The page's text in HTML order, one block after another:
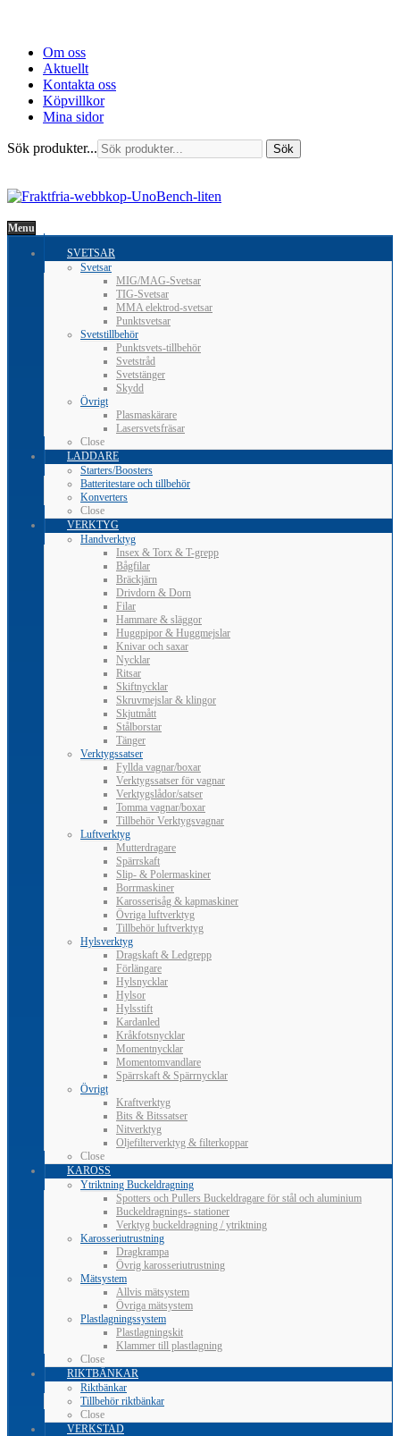
Om oss
Aktuellt
Kontakta oss
Köpvillkor
Mina sidor
Sök produkter... Sök
Menu
SVETSAR
Svetsar
MIG/MAG-Svetsar
TIG-Svetsar
MMA elektrod-svetsar
Punktsvetsar
Svetstillbehör
Punktsvets-tillbehör
Svetstråd
Svetstänger
Skydd
Övrigt
Plasmaskärare
Lasersvetsfräsar
Close
LADDARE
Starters/Boosters
Batteritestare och tillbehör
Konverters
Close
VERKTYG
Handverktyg
Insex & Torx & T-grepp
Bågfilar
Bräckjärn
Drivdorn & Dorn
Filar
Hammare & släggor
Huggpipor & Huggmejslar
Knivar och saxar
Nycklar
Ritsar
Skiftnycklar
Skruvmejslar & klingor
Skjutmått
Stålborstar
Tänger
Verktygssatser
Fyllda vagnar/boxar
Verktygssatser för vagnar
Verktygslådor/satser
Tomma vagnar/boxar
Tillbehör Verktygsvagnar
Luftverktyg
Mutterdragare
Spärrskaft
Slip- & Polermaskiner
Borrmaskiner
Karosserisåg & kapmaskiner
Övriga luftverktyg
Tillbehör luftverktyg
Hylsverktyg
Dragskaft & Ledgrepp
Förlängare
Hylsnycklar
Hylsor
Hylsstift
Kardanled
Kråkfotsnycklar
Momentnycklar
Momentomvandlare
Spärrskaft & Spärrnycklar
Övrigt
Kraftverktyg
Bits & Bitssatser
Nitverktyg
Oljefilterverktyg & filterkoppar
Close
KAROSS
Ytriktning Buckeldragning
Spotters och Pullers Buckeldragare för stål och aluminium
Buckeldragnings- stationer
Verktyg buckeldragning / ytriktning
Karosseriutrustning
Dragkrampa
Övrig karosseriutrustning
Mätsystem
Allvis mätsystem
Övriga mätsystem
Plastlagningssystem
Plastlagningskit
Klammer till plastlagning
Close
RIKTBÄNKAR
Riktbänkar
Tillbehör riktbänkar
Close
VERKSTAD